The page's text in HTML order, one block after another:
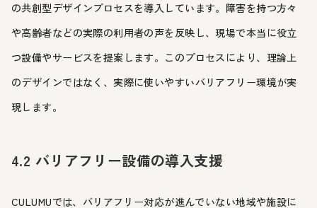
の共創型デザインプロセスを導入しています。障害を持つ方々
や高齢者などの実際の利用者の声を反映し、現場で本当に役立
つ設備やサービスを提案します。このプロセスにより、理論上
のデザインではなく、実際に使いやすいバリアフリー環境が実
現します。
4.2 バリアフリー設備の導入支援
CULUMUでは、バリアフリー対応が進んでいない地域や施設に